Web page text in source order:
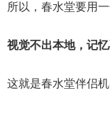
所以，春水堂要用一
视觉不出本地，记
这就是春水堂伴侣机